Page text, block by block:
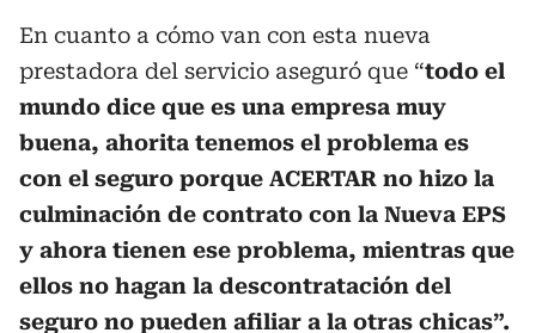
En cuanto a cómo van con esta nueva
prestadora del servicio aseguró que “todo el
mundo dice que es una empresa muy
buena, ahorita tenemos el problema es
con el seguro porque ACERTAR no hizo la
culminación de contrato con la Nueva EPS
y ahora tienen ese problema, mientras que
ellos no hagan la descontratación del
seguro no pueden afiliar a la otras chicas”.